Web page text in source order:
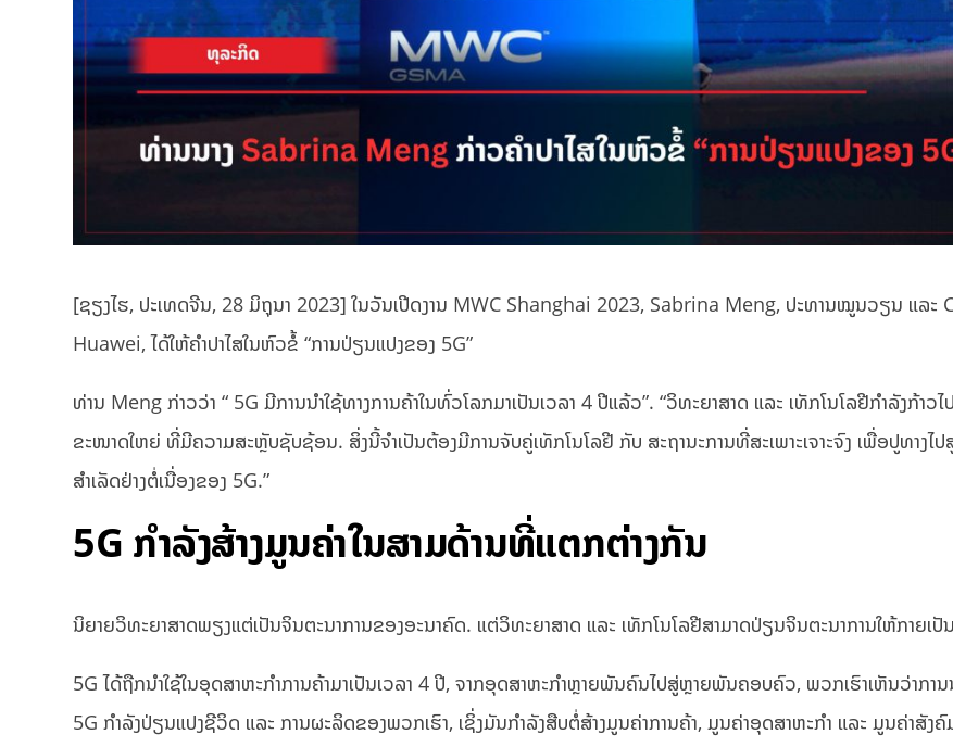
[ຊຽງໄຮ, ປະເທດຈີນ, 28 ມິຖຸນາ 2023] ໃນວັນເປີດງານ MWC Shanghai 2023, Sabrina Meng, ປະທານໝູນວຽນ ແລະ
Huawei, ໄດ້ໃຫ້ຄຳປາໄສໃນຫົວຂໍ້ “ການປ່ຽນແປງຂອງ 5G”
ທ່ານ Meng ກ່າວ​ວ່າ “ 5G ມີ​ການ​ນຳ​ໃຊ້​ທາງ​ການ​ຄ້າ​ໃນ​ທົ່ວ​ໂລກ​ມາ​ເປັນ​ເວ​ລາ 4 ປີ​ແລ້ວ”. “ວິທະຍາສາດ ແລະ ເທັກໂນໂລຢີກໍາລັງກ້າວໄ
ຂະໜາດໃຫຍ່ ທີ່ມີຄວາມສະຫຼັບຊັບຊ້ອນ. ສິ່ງນີ້ຈຳເປັນຕ້ອງມີການຈັບຄູ່ເທັກໂນໂລຢີ ກັບ ສະຖານະການທີ່ສະເພາະເຈາະຈົງ ເພື່ອປູທາງໄປ
ສຳເລັດຢ່າງຕໍ່ເນື່ອງຂອງ 5G.”
5G ກຳລັງສ້າງມູນຄ່າໃນສາມດ້ານທີ່ແຕກຕ່າງກັນ
ນິຍາຍວິທະຍາສາດພຽງແຕ່ເປັນຈິນຕະນາການຂອງອະນາຄົດ. ​ແຕ່​ວິທະຍາສາດ ​ແລະ ​ເທັກ​ໂນ​ໂລຢີ​ສາມາດ​ປ່ຽນ​ຈິນຕະນາການ​ໃຫ້​ກາຍ​ເປັ
5G ໄດ້ຖືກນຳໃຊ້ໃນອຸດສາຫະກຳການຄ້າມາເປັນເວລາ 4 ປີ, ຈາກອຸດສາຫະກໍາຫຼາຍພັນຄົນໄປສູ່ຫຼາຍພັນຄອບຄົວ, ພວກເຮົາເຫັນວ່າການ
5G ກໍາລັງປ່ຽນແປງຊີວິດ ແລະ ການຜະລິດຂອງພວກເຮົາ, ເຊິ່ງມັນກໍາລັງສືບຕໍ່ສ້າງມູນຄ່າການຄ້າ, ມູນຄ່າອຸດສາຫະກໍາ ແລະ ມູນຄ່າສັງຄົ